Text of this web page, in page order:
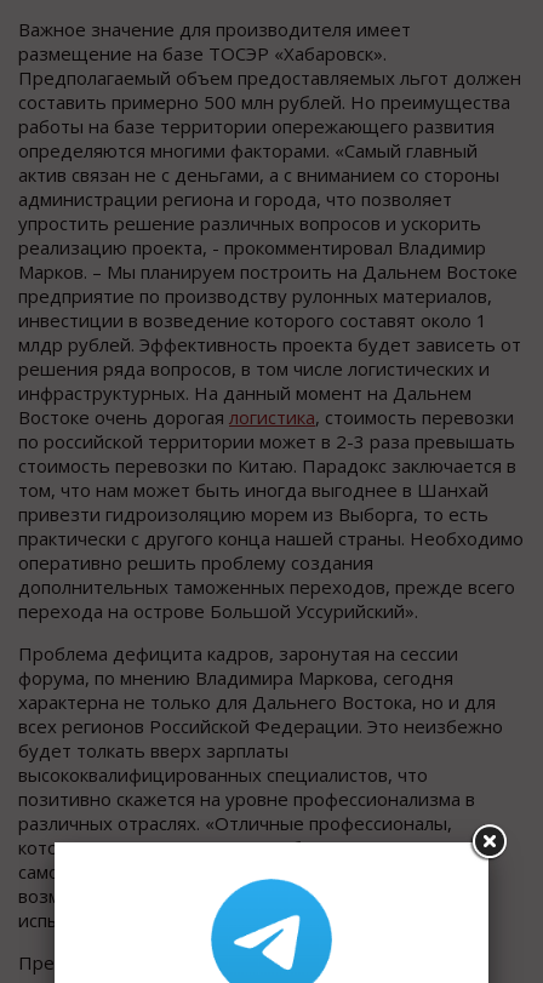
Важное значение для производителя имеет
размещение на базе ТОСЭР «Хабаровск».
Предполагаемый объем предоставляемых льгот должен
составить примерно 500 млн рублей. Но преимущества
работы на базе территории опережающего развития
определяются многими факторами. «Самый главный
актив связан не с деньгами, а с вниманием со стороны
администрации региона и города, что позволяет
упростить решение различных вопросов и ускорить
реализацию проекта, - прокомментировал Владимир
Марков. – Мы планируем построить на Дальнем Востоке
предприятие по производству рулонных материалов,
инвестиции в возведение которого составят около 1
млдр рублей. Эффективность проекта будет зависеть от
решения ряда вопросов, в том числе логистических и
инфраструктурных. На данный момент на Дальнем
Востоке очень дорогая логистика, стоимость перевозки
по российской территории может в 2-3 раза превышать
стоимость перевозки по Китаю. Парадокс заключается в
том, что нам может быть иногда выгоднее в Шанхай
привезти гидроизоляцию морем из Выборга, то есть
практически с другого конца нашей страны. Необходимо
оперативно решить проблему создания
дополнительных таможенных переходов, прежде всего
перехода на острове Большой Уссурийский».
Проблема дефицита кадров, заронутая на сессии
форума, по мнению Владимира Маркова, сегодня
характерна не только для Дальнего Востока, но и для
всех регионов Российской Федерации. Это неизбежно
будет толкать вверх зарплаты
высококвалифицированных специалистов, что
позитивно скажется на уровне профессионализма в
различных отраслях. «Отличные профессионалы,
которые готовы заниматься собственным
саморазвитием, проблем с трудоустройством и
возможностью зарабатывать достойные деньги,
испытывать не будут», - отметил Владимир Марков.
Пресс-релиз ТЕХНОНИКОЛЬ